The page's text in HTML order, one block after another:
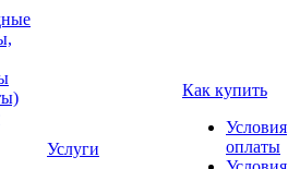
Услуги
Как купить
Условия
оплаты